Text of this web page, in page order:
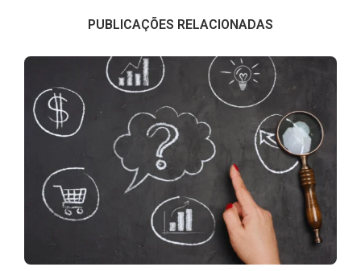
PUBLICAÇÕES RELACIONADAS